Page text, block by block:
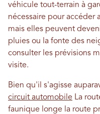
véhicule tout-terrain à
nécessaire pour accéder
mais elles peuvent
pluies ou la fonte des
consulter les prévisions
visite.
Bien qu'il s'agisse
circuit automobile La
faunique longe la route